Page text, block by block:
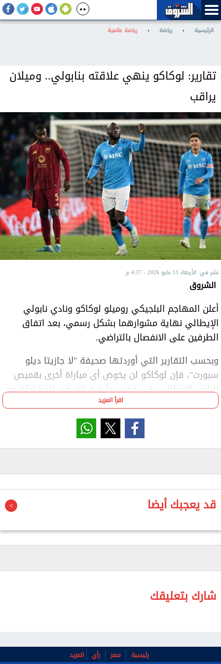
الرئيسية › رياضة › رياضة عالمية
تقارير: لوكاكو ينهي علاقته بنابولي.. وميلان
يراقب
نشر في: الأربعاء 13 مايو 2026 - 4:37 م
الشروق
أعلن المهاجم البلجيكي روميلو لوكاكو ونادي نابولي
الإيطالي نهاية مشوارهما بشكل رسمي، بعد اتفاق
الطرفين على الانفصال بالتراضي.
وبحسب التقارير التي أوردتها صحيفة "لا جازيتا ديلو
سبورت"، فإن لوكاكو لن يخوض أي مباراة أخرى بقميص
النادي الإيطالي، في وقت بدأ فيه التحضير للمشاركة مع
منتخب بلجيكا في كأس العالم المقبلة.
وتدور التكهنات حاليا حول وجهته القادمة، حيث يملك
اللاعب عدة خيارات مطروحة، أبرزها الانتقال إلى أحد أندية
التركي، بينما يراقب ميلان موقفه تمهيدا لمحاولة ضمه
اقرأ المزيد
قد يعجبك أيضا
شارك بتعليقك
رئيسية مصر رأي المزيد